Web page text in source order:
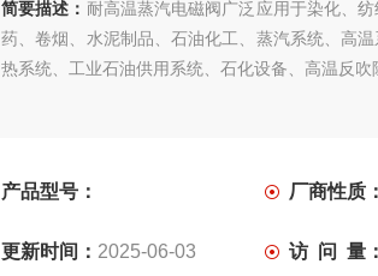
简要描述： 耐高温蒸汽电磁阀广泛应用于染化、
药、卷烟、水泥制品、石油化工、蒸汽系统、高
热系统、工业石油供用系统、石化设备、高温反吹
产品型号： 厂商性质：
更新时间： 2025-06-03 访 问 量：